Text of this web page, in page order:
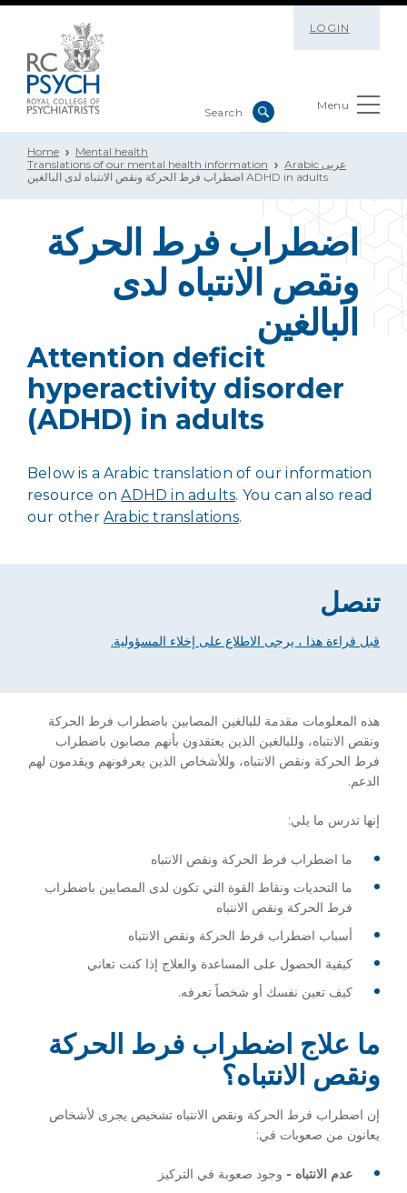
LOGIN
Menu
Home
Mental health
Translations of our mental health information
Arabic عربى
اضطراب فرط الحركة ونقص الانتباه لدى البالغين ADHD in adults
اضطراب فرط الحركة
ونقص الانتباه لدى
البالغين
Attention deficit
hyperactivity disorder
(ADHD) in adults
Below is a Arabic translation of our information
resource onADHD in adults. You can also read
our other Arabic translations.
تنصل
قبل قراءة هذا ، يرجى الاطلاع على إخلاء المسؤولية.
هذه المعلومات مقدمة للبالغين المصابين باضطراب فرط الحركة
ونقص الانتباه، وللبالغين الذين يعتقدون بأنهم مصابون باضطراب
فرط الحركة ونقص الانتباه، وللأشخاص الذين يعرفونهم ويقدمون لهم
الدعم.
إنها تدرس ما يلي:
ما اضطراب فرط الحركة ونقص الانتباه
ما التحديات ونقاط القوة التي تكون لدى المصابين باضطراب
فرط الحركة ونقص الانتباه
أسباب اضطراب فرط الحركة ونقص الانتباه
كيفية الحصول على المساعدة والعلاج إذا كنت تعاني
كيف تعين نفسك أو شخصاً تعرفه.
ما علاج اضطراب فرط الحركة
ونقص الانتباه؟
إن اضطراب فرط الحركة ونقص الانتباه تشخيص يجرى لأشخاص
يعانون من صعوبات في:
عدم الانتباه - وجود صعوبة في التركيز